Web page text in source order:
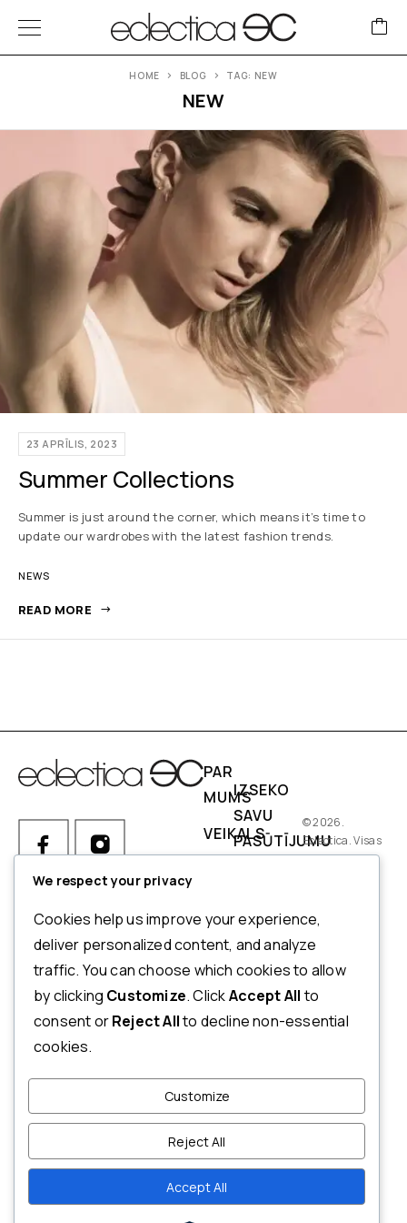
NEW
HOME BLOG TAG: NEW
23 APRĪLIS, 2023
Summer Collections
Summer is just around the corner, which means it’s time to
update our wardrobes with the latest fashion trends.
NEWS
READ MORE
Ja Jums ir kādi jautājumi par
pasūtījumu, produktiem vai
mūsu pakalpojumiem,
lūdzu, sazinieties ar mūsu
klientu apkalpošanas
dienestu.
INFO@ECLECTICA.LV
MŪKUSALAS IELA 71, RĪGA,
PAR
MUMS
VEIKALS
IZSEKO
SAVU
PASŪTĪJUMU
NORĒĶINI
ATMAKSAS
UN
ATGRIEŠANAS
POLITIKA
UN
NOSACĪJUMI
© 2026.
Eclectica. Visas
tiesības
We respect your privacy
Cookies help us improve your experience,
deliver personalized content, and analyze
traffic. You can choose which cookies to allow
by clicking Customize. ClickAccept Allto
consent orReject Allto decline non-essential
cookies.
Customize
Reject All
Accept All